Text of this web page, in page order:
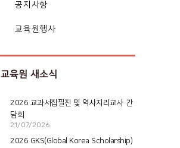
공지사항
교육원행사
교육원 새소식
2026 교과서집필진 및 역사지리교사 간
담회
21/07/2026
2026 GKS(Global Korea Scholarship)